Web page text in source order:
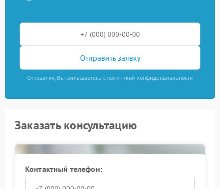
Отправить заявку
Отправляя, Вы соглашаетесь с политикой конфиденциальности
Заказать консультацию
Контактный телефон: